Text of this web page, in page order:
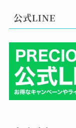
公式LINE